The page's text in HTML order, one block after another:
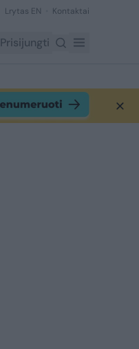
Lrytas EN Kontaktai
Prisijungti